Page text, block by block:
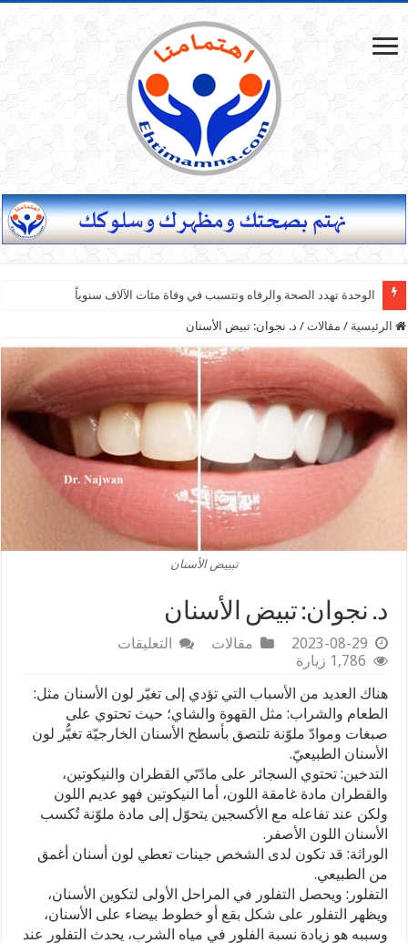
الوحدة تهدد الصحة والرفاه وتتسبب في وفاة مئات الآلاف سنوياً
الرئيسية / مقالات / د. نجوان: تبيض الأسنان
تبييض الأسنان
د. نجوان: تبيض الأسنان
2023-08-29 مقالات التعليقات
تبيض
الأسنان
مغلقة
1,786 زيارة
هناك العديد من الأسباب التي تؤدي إلى تغيّر لون الأسنان مثل:
الطعام والشراب: مثل القهوة والشاي؛ حيث تحتوي على
صبغات وموادّ ملوّنة تلتصق بأسطح الأسنان الخارجيّة تغيُّر لون
الأسنان الطبيعيّ.
التدخين: تحتوي السجائر على مادّتَي القطران والنيكوتين،
والقطران مادة غامقة اللون، أما النيكوتين فهو عديم اللون
ولكن عند تفاعله مع الأكسجين يتحوّل إلى مادة ملوّنة تُكسب
الأسنان اللون الأصفر.
الوراثة: قد تكون لدى الشخص جينات تعطي لون أسنان أغمق
من الطبيعي.
التفلور: ويحصل التفلور في المراحل الأولى لتكوين الأسنان،
ويظهر التفلور على شكل بقع أو خطوط بيضاء على الأسنان،
وسببه هو زيادة نسبة الفلور في مياه الشرب، يحدث التفلور عند